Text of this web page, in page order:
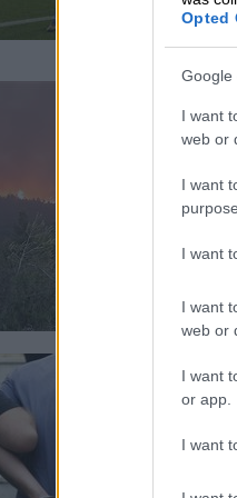
Opted
Google
I want
web or
I want
I want
I want
web or
I want
or app.
I want